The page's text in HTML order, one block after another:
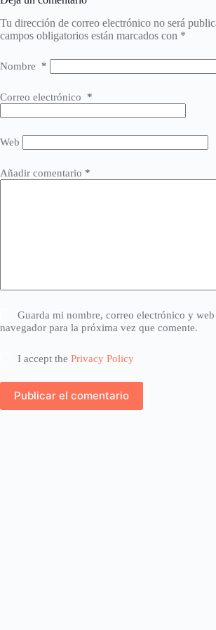
Tu dirección de correo electrónico no será
campos obligatorios están marcados con *
Nombre *
Correo electrónico *
Web
Añadir comentario *
Guarda mi nombre, correo electrónico y web
navegador para la próxima vez que comente.
I accept thePrivacy Policy
Publicar el comentario